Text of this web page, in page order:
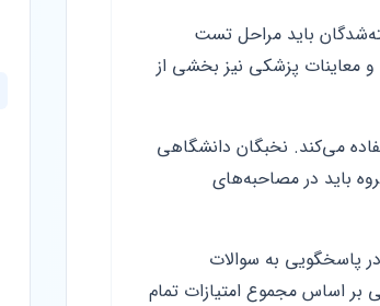
باید مراحل تست
معاینات پزشکی نیز بخشی از
می‌کند. نخبگان دانشگاهی
باید در مصاحبه‌های
پاسخگویی به سوالات
بر اساس مجموع امتیازات تمام